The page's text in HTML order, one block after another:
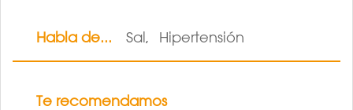
Habla de... Sal, Hipertensión
Te recomendamos